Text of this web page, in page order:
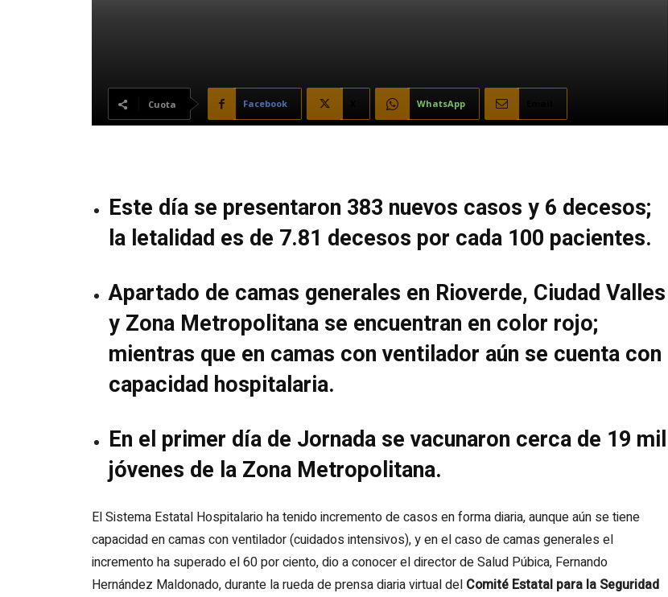
Cuota Facebook WhatsApp
Este día se presentaron 383 nuevos casos y 6 decesos;
la letalidad es de 7.81 decesos por cada 100 pacientes.
Apartado de camas generales en Rioverde, Ciudad Valles
y Zona Metropolitana se encuentran en color rojo;
mientras que en camas con ventilador aún se cuenta con
capacidad hospitalaria.
En el primer día de Jornada se vacunaron cerca de 19 mil
jóvenes de la Zona Metropolitana.
El Sistema Estatal Hospitalario ha tenido incremento de casos en forma diaria, aunque aún se tiene
capacidad en camas con ventilador (cuidados intensivos), y en el caso de camas generales el
incremento ha superado el 60 por ciento, dio a conocer el director de Salud Púbica, Fernando
Hernández Maldonado, durante la rueda de prensa diaria virtual del Comité Estatal para la Seguridad